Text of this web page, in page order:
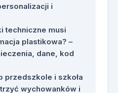
i
techniczne musi
plastikowa? –
dane, kod
przedszkole i szkoła
wychowanków i